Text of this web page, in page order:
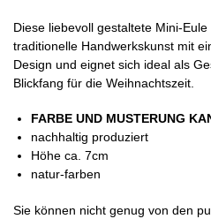
Diese liebevoll gestaltete Mini-
traditionelle Handwerkskunst mit
Design und eignet sich ideal als
Blickfang für die Weihnachtszeit.
FARBE UND MUSTERUNG
nachhaltig produziert
Höhe ca. 7cm
natur-farben
Sie können nicht genug von den